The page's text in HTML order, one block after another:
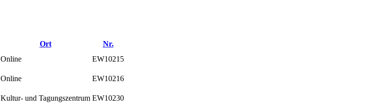
Ort
Nr.
Online EW10215
Online EW10216
Kultur- und Tagungszentrum EW10230